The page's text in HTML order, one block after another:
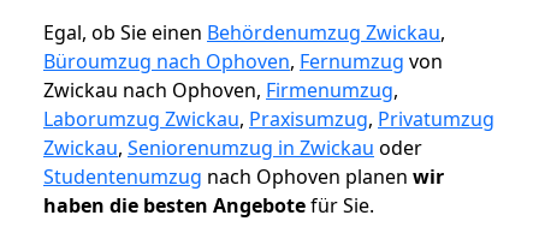
Egal, ob Sie einen Behördenumzug Zwickau,
Büroumzug nach Ophoven, Fernumzug von
Zwickau nach Ophoven, Firmenumzug,
Laborumzug Zwickau, Praxisumzug, Privatumzug
Zwickau, Seniorenumzug in Zwickau oder
Studentenumzug nach Ophoven planen wir
haben die besten Angebotefür Sie.